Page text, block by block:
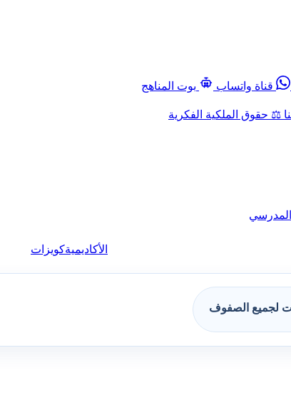
قناة واتساب
بوت المناهج
⚖️ حقوق الملكية الفكرية
المدرسي
الأكاديميةكويزات
لجميع الصفوف